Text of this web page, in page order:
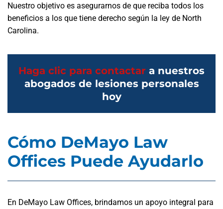
Nuestro objetivo es asegurarnos de que reciba todos los
beneficios a los que tiene derecho según la ley de North
Carolina.
Haga clic para contactar a nuestros
abogados de lesiones personales
hoy
Cómo DeMayo Law
Offices Puede Ayudarlo
En DeMayo Law Offices, brindamos un apoyo integral para